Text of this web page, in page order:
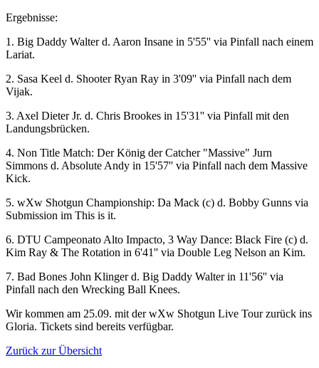
Ergebnisse:
1. Big Daddy Walter d. Aaron Insane in 5'55'' via Pinfall nach einem
Lariat.
2. Sasa Keel d. Shooter Ryan Ray in 3'09'' via Pinfall nach dem
Vijak.
3. Axel Dieter Jr. d. Chris Brookes in 15'31'' via Pinfall mit den
Landungsbrücken.
4. Non Title Match: Der König der Catcher "Massive" Jurn
Simmons d. Absolute Andy in 15'57'' via Pinfall nach dem Massive
Kick.
5. wXw Shotgun Championship: Da Mack (c) d. Bobby Gunns via
Submission im This is it.
6. DTU Campeonato Alto Impacto, 3 Way Dance: Black Fire (c) d.
Kim Ray & The Rotation in 6'41'' via Double Leg Nelson an Kim.
7. Bad Bones John Klinger d. Big Daddy Walter in 11'56'' via
Pinfall nach den Wrecking Ball Knees.
Wir kommen am 25.09. mit derwXw Shotgun Live Tour zurück ins
Gloria. Tickets sind bereits verfügbar.
Zurück zur Übersicht